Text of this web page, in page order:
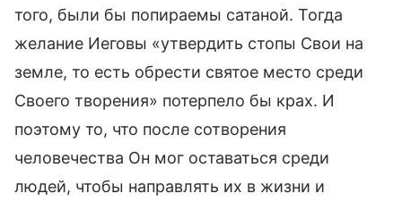
того, были бы попираемы сатаной. Тогда
желание Иеговы «утвердить стопы Свои на
земле, то есть обрести святое место среди
Своего творения» потерпело бы крах. И
поэтому то, что после сотворения
человечества Он мог оставаться среди
людей, чтобы направлять их в жизни и